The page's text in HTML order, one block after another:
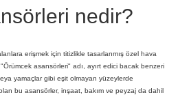
nedir?
erişmek için titizlikle tasarlanmış özel hava
"Örümcek asansörleri" adı, ayırt edici bacak benzeri
yamaçlar gibi eşit olmayan yüzeylerde
bu asansörler, inşaat, bakım ve peyzaj da dahil